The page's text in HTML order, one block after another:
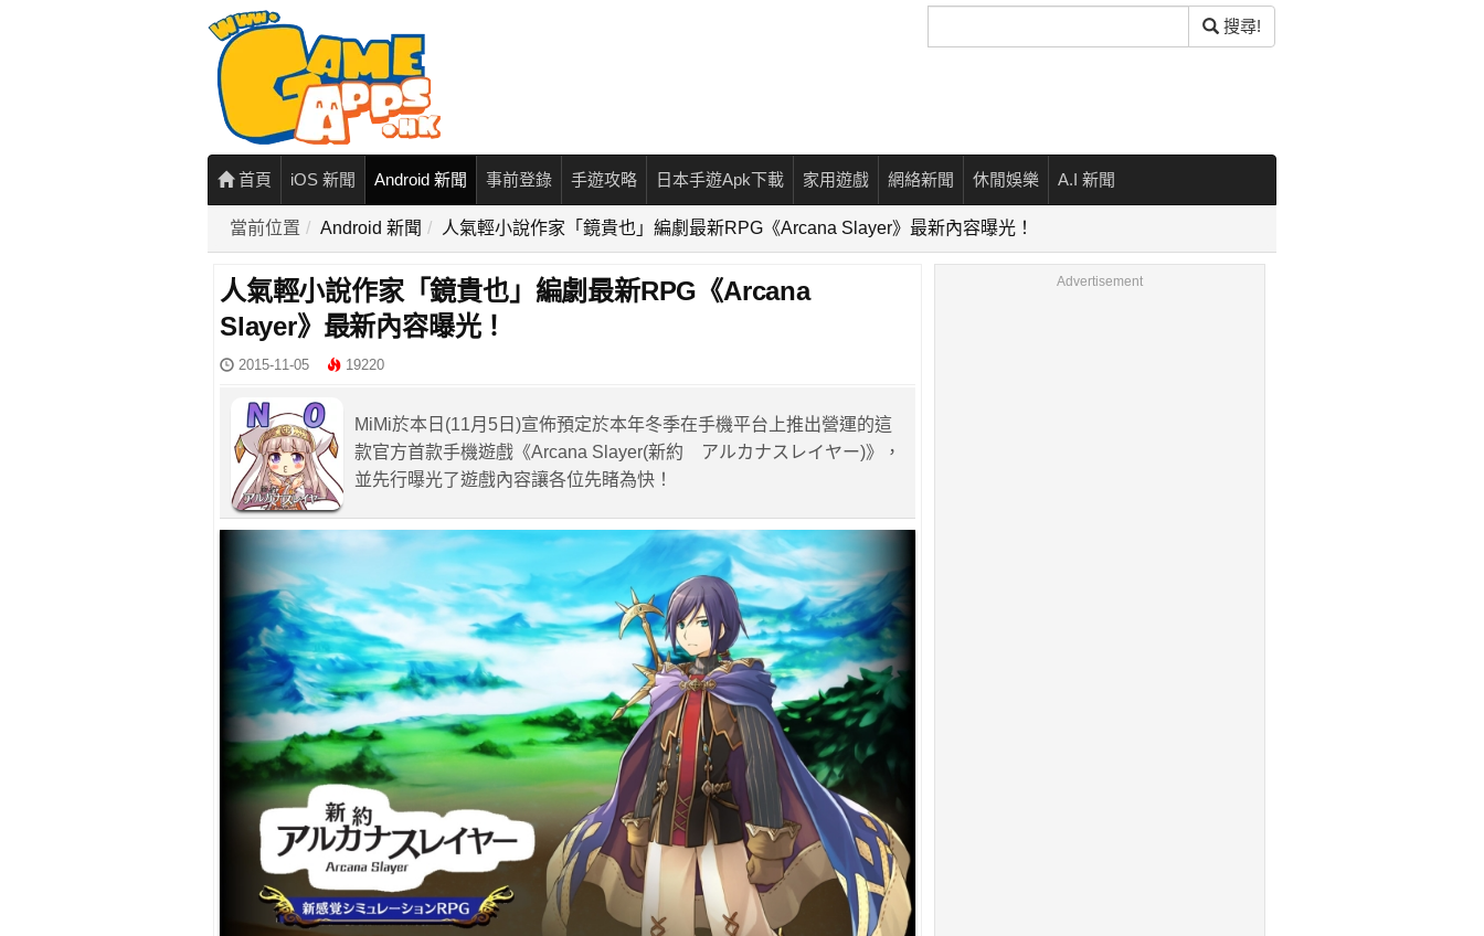
尋
搜尋!
首頁 iOS 新聞 Android 新聞 事前登錄 手遊攻略 日本手遊Apk下載 家用遊戲 網絡新聞 休閒娛樂 A.I 新聞
當前位置 Android 新聞 人氣輕小說作家「鏡貴也」編劇最新RPG《Arcana Slayer》最新內容曝光！
人氣輕小說作家「鏡貴也」編劇最新RPG《Arcana
Slayer》最新內容曝光！
2015-11-05 19220
MiMi於本日(11月5日)宣佈預定於本年冬季在手機平台上推出營運的這
款官方首款手機遊戲《Arcana Slayer(新約 アルカナスレイヤー)》，
並先行曝光了遊戲內容讓各位先睹為快！
Advertisement